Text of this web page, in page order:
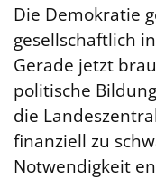
Die Demokratie
gesellschaftlich
Gerade jetzt
politische
die
finanziell zu
Notwendigkeit